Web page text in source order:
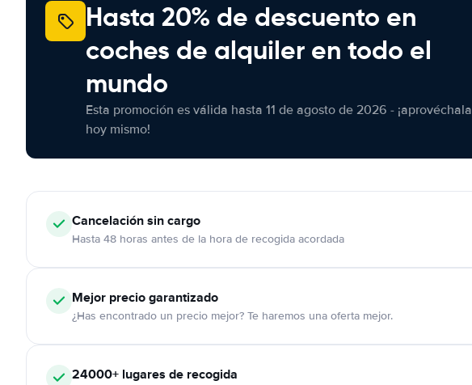
Hasta 20% de descuento en
coches de alquiler en todo el
mundo
Esta promoción es válida hasta 11 de agosto de 2026 - ¡aprovéchala
hoy mismo!
Cancelaciónsin cargo
Hasta 48 horas antes de la hora de recogida acordada
Mejor precio garantizado
¿Has encontrado un precio mejor? Te haremos una oferta mejor.
24000+ lugares de recogida